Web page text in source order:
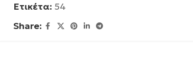
Ετικέτα: 54
Share: